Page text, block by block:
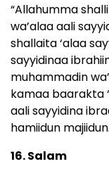
“Allahumma
wa’alaa aali
shallaita ‘alaa
sayyidinaa
muhammadin
kamaa baarakta
aali sayyidina
hamiidun
16. Salam